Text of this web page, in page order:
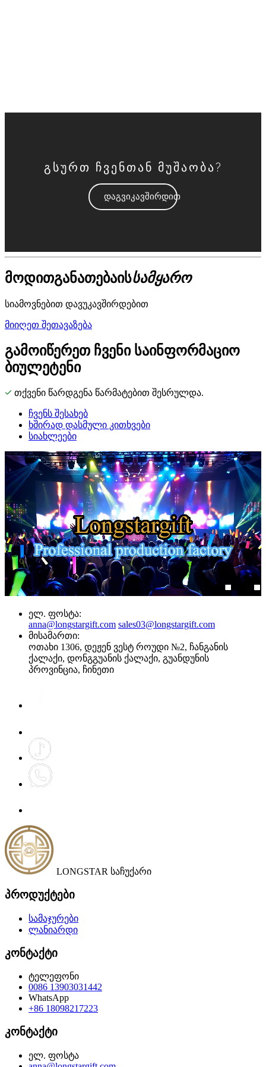
გსურთ ჩვენთან მუშაობა?
დაგვიკავშირდით
მოდითგანათებაისსამყარო
სიამოვნებით დავუკავშირდებით
მიიღეთ შეთავაზება
გამოიწერეთ ჩვენი საინფორმაციო
ბიულეტენი
თქვენი წარდგენა წარმატებით შესრულდა.
ჩვენს შესახებ
ხშირად დასმული კითხვები
სიახლეები
ელ. ფოსტა:
anna@longstargift.com sales03@longstargift.com
მისამართი:
ოთახი 1306, დეჟენ ვესტ როუდი №2, ჩანგანის
ქალაქი, დონგგუანის ქალაქი, გუანდუნის
პროვინცია, ჩინეთი
LONGSTAR საჩუქარი
პროდუქტები
სამაჯურები
ლანიარდი
კონტაქტი
ტელეფონი
0086 13903031442
WhatsApp
+86 18098217223
კონტაქტი
ელ. ფოსტა